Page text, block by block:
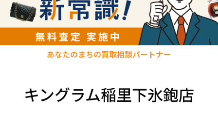
キングラム稲里下氷鉋店
あなたのまちの買取相談パートナー